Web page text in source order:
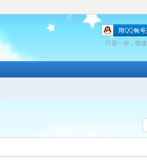
只需一步，快